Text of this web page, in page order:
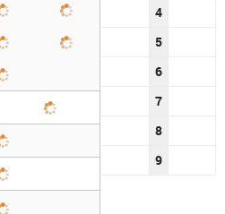
4
5
6
7
8
9